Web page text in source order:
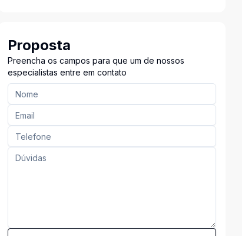
Proposta
Preencha os campos para que um de nossos
especialistas entre em contato